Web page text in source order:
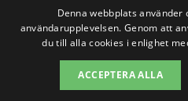
Copyright 2026
Om / kontakt Blogg
Denna webbplats
användarupplevelsen. Genom att
du till alla cookies i enlighet
ACCEPTERA ALLA